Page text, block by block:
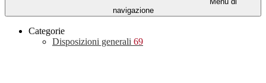
navigazione
Categorie
Disposizioni generali 69